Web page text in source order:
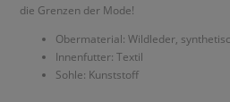
die Grenzen der Mode!
Obermaterial: Wildleder,
Innenfutter: Textil
Sohle: Kunststoff